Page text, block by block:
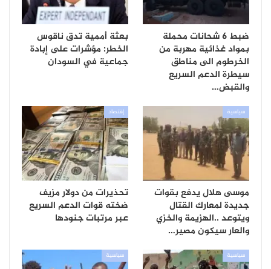
ضبط 6 شحانات محملة
بمواد غذائية مهربة من
الخرطوم الى مناطق
سيطرة الدعم السريع
والقبض…
بعثة أممية تدق ناقوس
الخطر: مؤشرات على إبادة
جماعية في السودان
سياسية
موسى هلال يدفع بقوات
جديدة لمعارك القتال
ويتوعد ..الهزيمة والخزي
والعار سيكون مصير…
إقتصاد
تحذيرات من دولار مزيف
ضخته قوات الدعم السريع
عبر مرتبات جنودها
سياسية سياسية